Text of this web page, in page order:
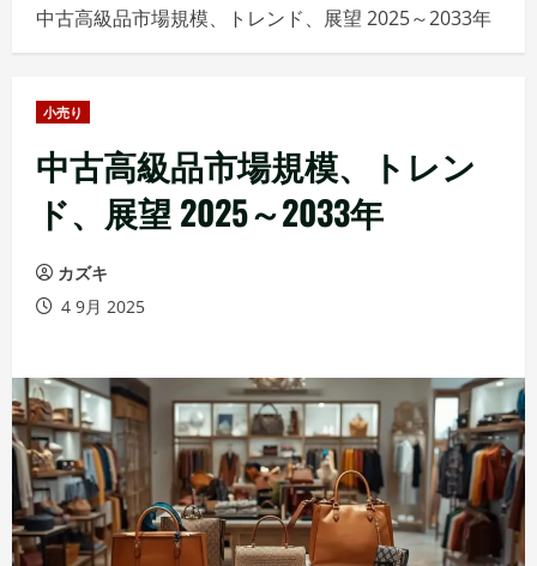
し
マ
リ
ニ
ュ
ー
中古高級品市場規模、トレンド、展望 2025～2033年
小売り
中古高級品市場規模、トレン
ド、展望 2025～2033年
カズキ
4 9月 2025